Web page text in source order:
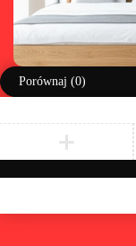
Porównaj (0)